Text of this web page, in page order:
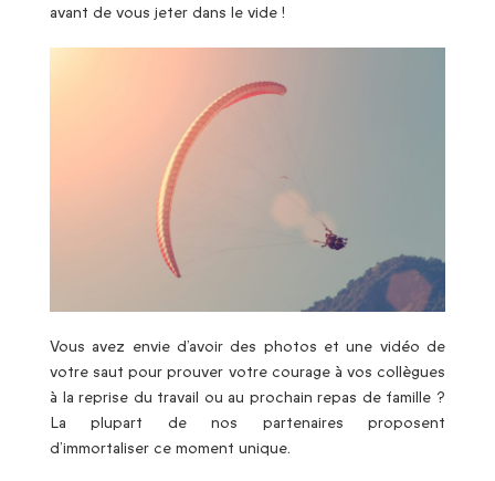
avant de vous jeter dans le vide !
Vous avez envie d’avoir des photos et une vidéo de
votre saut pour prouver votre courage à vos collègues
à la reprise du travail ou au prochain repas de famille ?
La plupart de nos partenaires proposent
d’immortaliser ce moment unique.